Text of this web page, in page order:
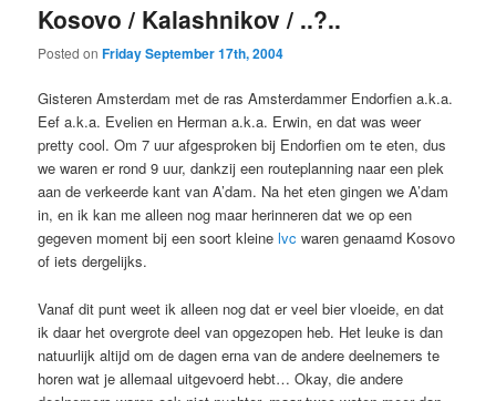
Kosovo / Kalashnikov / ..?..
Posted onFriday September 17th, 2004
Gisteren Amsterdam met de ras Amsterdammer Endorfien a.k.a.
Eef a.k.a. Evelien en Herman a.k.a. Erwin, en dat was weer
pretty cool. Om 7 uur afgesproken bij Endorfien om te eten, dus
we waren er rond 9 uur, dankzij een routeplanning naar een plek
aan de verkeerde kant van A’dam. Na het eten gingen we A’dam
in, en ik kan me alleen nog maar herinneren dat we op een
gegeven moment bij een soort kleinelvc waren genaamd Kosovo
of iets dergelijks.
Vanaf dit punt weet ik alleen nog dat er veel bier vloeide, en dat
ik daar het overgrote deel van opgezopen heb. Het leuke is dan
natuurlijk altijd om de dagen erna van de andere deelnemers te
horen wat je allemaal uitgevoerd hebt… Okay, die andere